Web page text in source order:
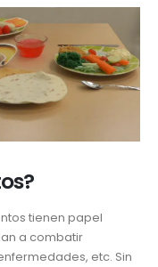
tienen papel
a combatir
etc. Sin